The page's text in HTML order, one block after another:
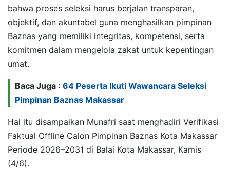
bahwa proses seleksi harus berjalan transparan,
objektif, dan akuntabel guna menghasilkan pimpinan
Baznas yang memiliki integritas, kompetensi, serta
komitmen dalam mengelola zakat untuk kepentingan
umat.
Baca Juga : 64 Peserta Ikuti Wawancara Seleksi
Pimpinan Baznas Makassar
Hal itu disampaikan Munafri saat menghadiri Verifikasi
Faktual Offline Calon Pimpinan Baznas Kota Makassar
Periode 2026–2031 di Balai Kota Makassar, Kamis
(4/6).